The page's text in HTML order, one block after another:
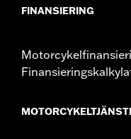
FINANSIERING